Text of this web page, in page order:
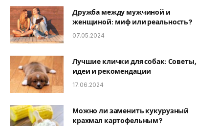
Дружба между мужчиной и
женщиной: миф или реальность?
07.05.2024
Лучшие клички для собак: Советы,
идеи и рекомендации
17.06.2024
Можно ли заменить кукурузный
крахмал картофельным?